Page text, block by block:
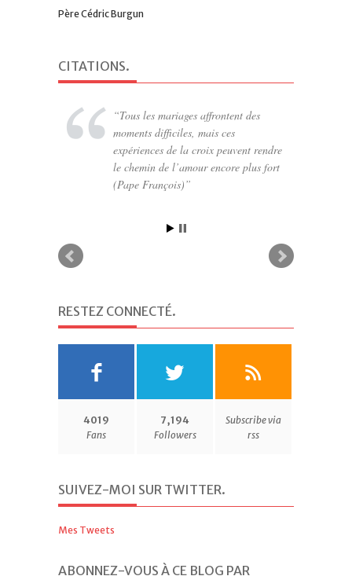
Père Cédric Burgun
CITATIONS.
Tous les mariages affrontent des
moments difficiles, mais ces
expériences de la croix peuvent rendre
le chemin de l’amour encore plus fort
(Pape François)
Le propre de la puissance est de
protéger (Pascal)
4019
7,194
Subscribe via
Mes Tweets
EMAIL..